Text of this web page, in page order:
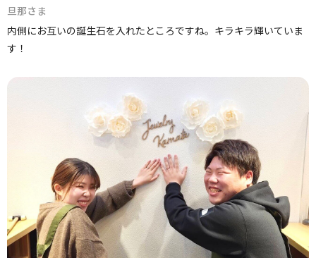
旦那さま
内側にお互いの誕生石を入れたところですね。キラキラ輝いていま
す！